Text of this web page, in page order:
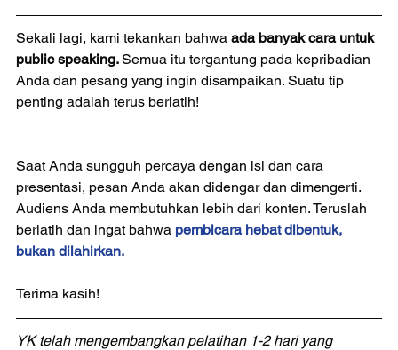
Sekali lagi, kami tekankan bahwa ada banyak cara untuk
public speaking. Semua itu tergantung pada kepribadian
Anda dan pesang yang ingin disampaikan. Suatu tip
penting adalah terus berlatih!
Saat Anda sungguh percaya dengan isi dan cara
presentasi, pesan Anda akan didengar dan dimengerti.
Audiens Anda membutuhkan lebih dari konten. Teruslah
berlatih dan ingat bahwa pembicara hebat dibentuk,
bukan dilahirkan.
Terima kasih!
YK telah mengembangkan pelatihan 1-2 hari yang